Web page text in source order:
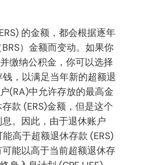
的金额，都会根据逐年
）金额而变动。如果你
缴纳公积金，你可以选择
，以满足当年新的超额退
(RA)中允许存放的最高金
款 (ERS)金额，但是这个
。因此，由于退休账户
高于超额退休存款 (ERS)
能以高于当前超额退休存